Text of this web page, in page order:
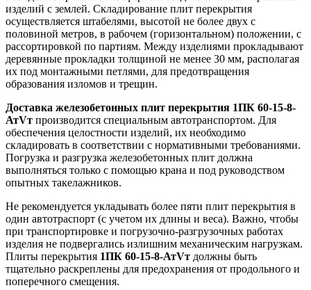
изделий с землей. Складирование плит перекрытия
осуществляется штабелями, высотой не более двух с
половиной метров, в рабочем (горизонтальном) положении, с
рассортировкой по партиям. Между изделиями прокладывают
деревянные прокладки толщиной не менее 30 мм, располагая
их под монтажными петлями, для предотвращения
образования изломов и трещин.
Доставка железобетонных плит перекрытия 1ПК 60-15-8-
АтVт производится специальным автотранспортом. Для
обеспечения целостности изделий, их необходимо
складировать в соответствии с нормативными требованиями.
Погрузка и разгрузка железобетонных плит должна
выполняться только с помощью крана и под руководством
опытных такелажников.
Не рекомендуется укладывать более пяти плит перекрытия в
один автотраспорт (с учетом их длины и веса). Важно, чтобы
при транспортировке и погрузочно-разгрузочных работах
изделия не подвергались излишним механическим нагрузкам.
Плиты перекрытия 1ПК 60-15-8-АтVт должны быть
тщательно раскреплены для предохранения от продольного и
поперечного смещения.